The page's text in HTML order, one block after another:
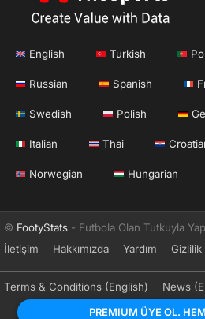
English Turkish
Russian Spanish
Swedish Polish
Italian Thai
Norwegian Hungarian
© FootyStats - Futbola Olan Tutkuyla
İletişim
Hakkımızda Yardım
Terms & Conditions (English)
News
PREMIUM ÜYE OL.